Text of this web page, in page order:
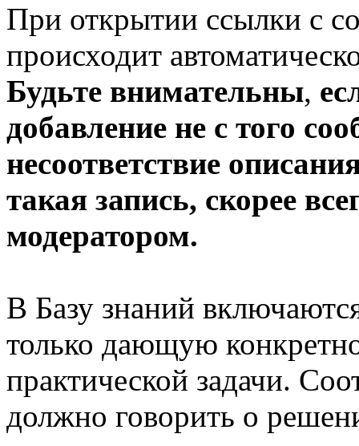
При открытии ссылки с
происходит
Будьте внимательны,
добавление не с того
несоответствие
такая запись, скорее
модератором.
В Базу знаний
только дающую
практической задачи.
должно говорить о